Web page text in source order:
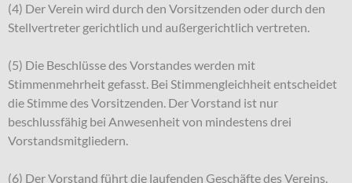
(4) Der Verein wird durch den Vorsitzenden oder durch den
Stellvertreter gerichtlich und außergerichtlich vertreten.
(5) Die Beschlüsse des Vorstandes werden mit
Stimmenmehrheit gefasst. Bei Stimmengleichheit entscheidet
die Stimme des Vorsitzenden. Der Vorstand ist nur
beschlussfähig bei Anwesenheit von mindestens drei
Vorstandsmitgliedern.
(6) Der Vorstand führt die laufenden Geschäfte des Vereins.